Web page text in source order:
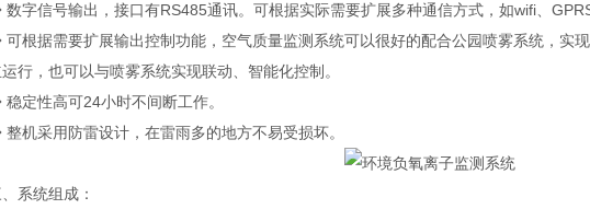
信号输出，接口有RS485通讯。可根据实际需要扩展多种通信方式，如wifi、
据需要扩展输出控制功能，空气质量监测系统可以很好的配合公园喷雾系统，实现
行，也可以与喷雾系统实现联动、智能化控制。
性高可24小时不间断工作。
采用防雷设计，在雷雨多的地方不易受损坏。
统组成：